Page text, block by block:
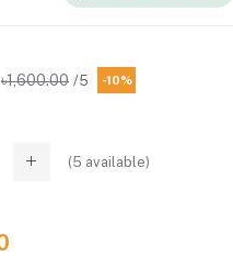
৳1,600.00 /5 -10%
(5 available)